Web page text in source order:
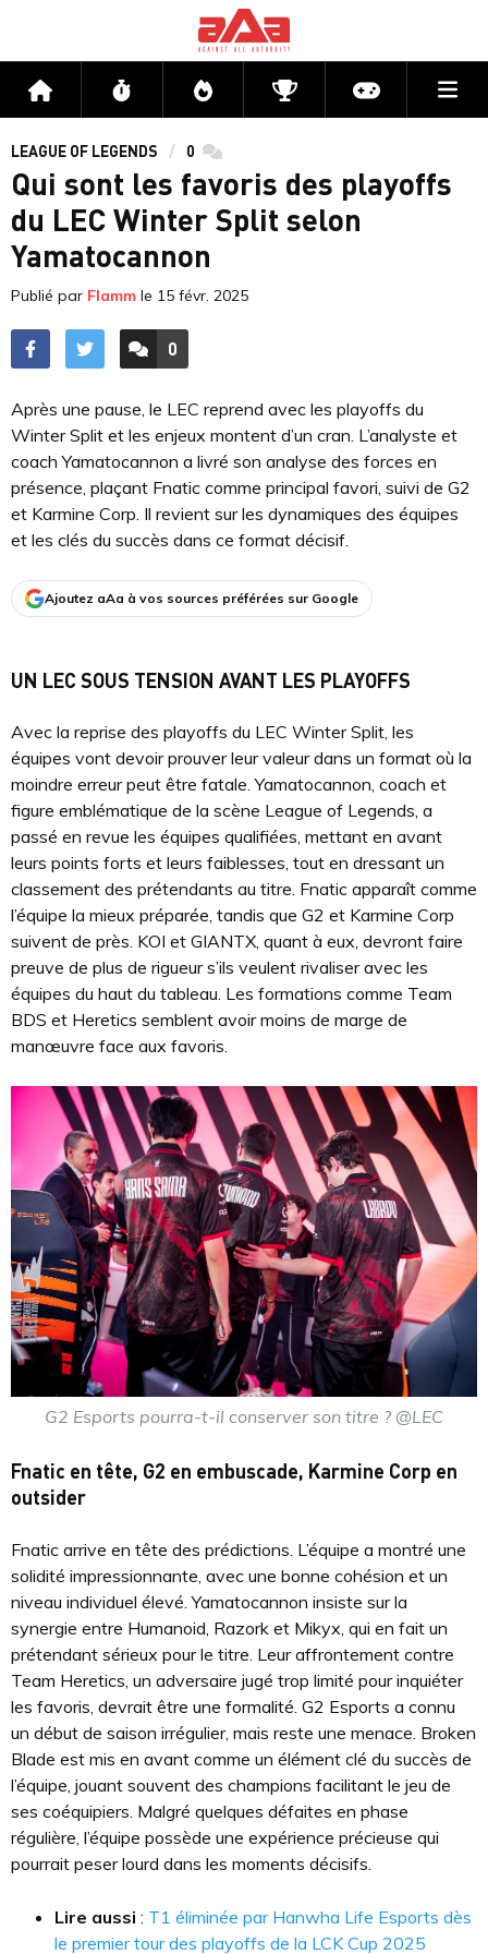
Accueil Flux Directs CompétitionsActu jeux
LEAGUE OF LEGENDS 0 commentaires
Qui sont les favoris des playoffs
du LEC Winter Split selon
Yamatocannon
Publié par Flamm le 15 févr. 2025
ACCÉDER AUX
0
COMMENTAIRES
Après une pause, le LEC reprend avec les playoffs du
Winter Split et les enjeux montent d’un cran. L’analyste et
coach Yamatocannon a livré son analyse des forces en
présence, plaçant Fnatic comme principal favori, suivi de G2
et Karmine Corp. Il revient sur les dynamiques des équipes
et les clés du succès dans ce format décisif.
Ajoutez aAa à vos sources préférées sur Google
UN LEC SOUS TENSION AVANT LES PLAYOFFS
Avec la reprise des playoffs du LEC Winter Split, les
équipes vont devoir prouver leur valeur dans un format où la
moindre erreur peut être fatale. Yamatocannon, coach et
figure emblématique de la scène League of Legends, a
passé en revue les équipes qualifiées, mettant en avant
leurs points forts et leurs faiblesses, tout en dressant un
classement des prétendants au titre. Fnatic apparaît comme
l’équipe la mieux préparée, tandis que G2 et Karmine Corp
suivent de près. KOI et GIANTX, quant à eux, devront faire
preuve de plus de rigueur s’ils veulent rivaliser avec les
équipes du haut du tableau. Les formations comme Team
BDS et Heretics semblent avoir moins de marge de
manœuvre face aux favoris.
G2 Esports pourra-t-il conserver son titre ? @LEC
Fnatic en tête, G2 en embuscade, Karmine Corp en
outsider
Fnatic arrive en tête des prédictions. L’équipe a montré une
solidité impressionnante, avec une bonne cohésion et un
niveau individuel élevé. Yamatocannon insiste sur la
synergie entre Humanoid, Razork et Mikyx, qui en fait un
prétendant sérieux pour le titre. Leur affrontement contre
Team Heretics, un adversaire jugé trop limité pour inquiéter
les favoris, devrait être une formalité. G2 Esports a connu
un début de saison irrégulier, mais reste une menace. Broken
Blade est mis en avant comme un élément clé du succès de
l’équipe, jouant souvent des champions facilitant le jeu de
ses coéquipiers. Malgré quelques défaites en phase
régulière, l’équipe possède une expérience précieuse qui
pourrait peser lourd dans les moments décisifs.
Lire aussi : T1 éliminée par Hanwha Life Esports dès
le premier tour des playoffs de la LCK Cup 2025